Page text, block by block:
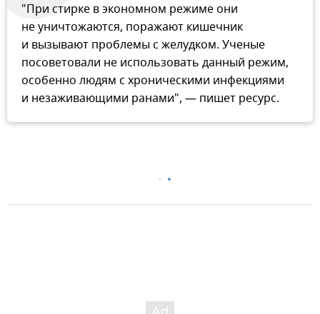
"При стирке в экономном режиме они
не уничтожаются, поражают кишечник
и вызывают проблемы с желудком. Ученые
посоветовали не использовать данный режим,
особенно людям с хроническими инфекциями
и незаживающими ранами", — пишет ресурс.